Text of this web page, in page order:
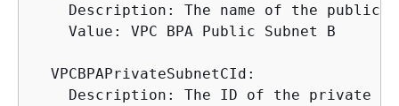
Description: The name of the public
    Value: VPC BPA Public Subnet B
  VPCBPAPrivateSubnetCId:
Description: The ID of the private